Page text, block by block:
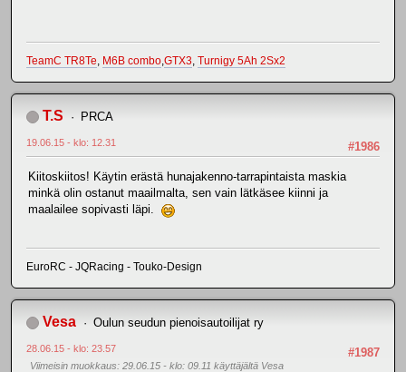
TeamC TR8Te M6B combo GTX3 Turnigy 5Ah 2Sx2
T.S PRCA
#1986
19.06.15 - klo: 12.31
Kiitoskiitos! Käytin erästä hunajakenno-tarrapintaista maskia
minkä olin ostanut maailmalta, sen vain lätkäsee kiinni ja
maalailee sopivasti läpi.
EuroRC - JQRacing - Touko-Design
Vesa Oulun seudun pienoisautoilijat ry
#1987
28.06.15 - klo: 23.57
Viimeisin muokkaus: 29.06.15 - klo: 09.11 käyttäjältä Vesa